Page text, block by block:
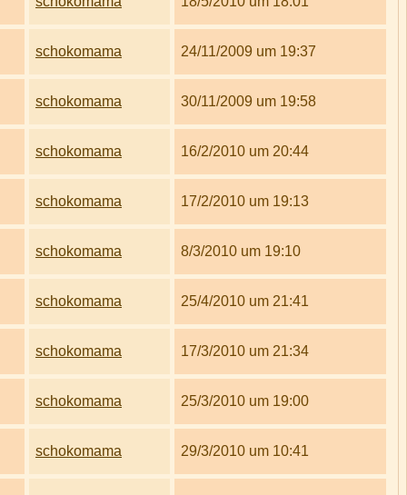
schokomama 24/11/2009 um 19:37
schokomama 30/11/2009 um 19:58
schokomama 16/2/2010 um 20:44
schokomama 17/2/2010 um 19:13
schokomama 8/3/2010 um 19:10
schokomama 25/4/2010 um 21:41
schokomama 17/3/2010 um 21:34
schokomama 25/3/2010 um 19:00
schokomama 29/3/2010 um 10:41